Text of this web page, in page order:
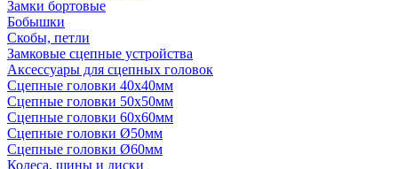
Замки бортовые
Бобышки
Скобы, петли
Замковые сцепные устройства
Аксессуары для сцепных головок
Сцепные головки 40x40мм
Сцепные головки 50x50мм
Сцепные головки 60x60мм
Сцепные головки Ø50мм
Сцепные головки Ø60мм
Колеса, шины и диски